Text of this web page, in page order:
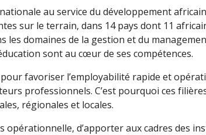
au service du développement
sur le terrain, dans 14 pays dont 11
domaines de la gestion et du
sont au cœur de ses compétences.
favoriser l’employabilité rapide et
professionnels. C’est pourquoi ces
régionales et locales.
opérationnelle, d’apporter aux cadres des